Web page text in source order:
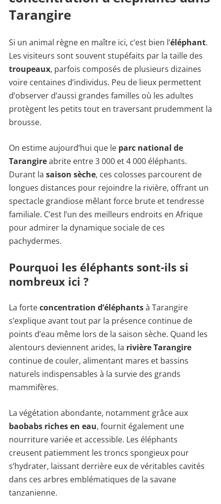
Tarangire
Si un animal règne en maître ici, c’est bien l’éléphant.
Les visiteurs sont souvent stupéfaits par la taille des
troupeaux, parfois composés de plusieurs dizaines
voire centaines d’individus. Peu de lieux permettent
d’observer d’aussi grandes familles où les adultes
protègent les petits tout en traversant prudemment la
brousse.
On estime aujourd’hui que le parc national de
Tarangireabrite entre 3 000 et 4 000 éléphants.
Durant la saison sèche, ces colosses parcourent de
longues distances pour rejoindre la rivière, offrant un
spectacle grandiose mêlant force brute et tendresse
familiale. C’est l’un des meilleurs endroits en Afrique
pour admirer la dynamique sociale de ces
pachydermes.
Pourquoi les éléphants sont-ils si
nombreux ici ?
La forteconcentration d’éléphantsà Tarangire
s’explique avant tout par la présence continue de
points d’eau même lors de la saison sèche. Quand les
alentours deviennent arides, la rivière Tarangire
continue de couler, alimentant mares et bassins
naturels indispensables à la survie des grands
mammifères.
La végétation abondante, notamment grâce aux
baobabs riches en eau, fournit également une
nourriture variée et accessible. Les éléphants
creusent patiemment les troncs spongieux pour
s’hydrater, laissant derrière eux de véritables cavités
dans ces arbres emblématiques de la savane
tanzanienne.